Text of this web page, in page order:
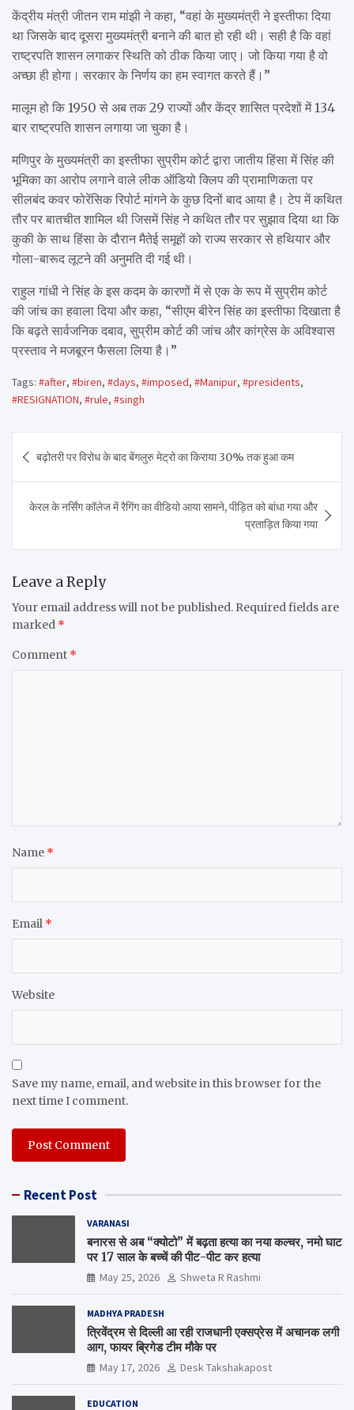
केंद्रीय मंत्री जीतन राम मांझी ने कहा, “वहां के मुख्यमंत्री ने इस्तीफा दिया
था जिसके बाद दूसरा मुख्यमंत्री बनाने की बात हो रही थी। सही है कि वहां
राष्ट्रपति शासन लगाकर स्थिति को ठीक किया जाए। जो किया गया है वो
अच्छा ही होगा। सरकार के निर्णय का हम स्वागत करते हैं।”
मालूम हो कि 1950 से अब तक 29 राज्यों और केंद्र शासित प्रदेशों में 134
बार राष्ट्रपति शासन लगाया जा चुका है।
मणिपुर के मुख्यमंत्री का इस्तीफा सुप्रीम कोर्ट द्वारा जातीय हिंसा में सिंह की
भूमिका का आरोप लगाने वाले लीक ऑडियो क्लिप की प्रामाणिकता पर
सीलबंद कवर फोरेंसिक रिपोर्ट मांगने के कुछ दिनों बाद आया है। टेप में कथित
तौर पर बातचीत शामिल थी जिसमें सिंह ने कथित तौर पर सुझाव दिया था कि
कुकी के साथ हिंसा के दौरान मैतेई समूहों को राज्य सरकार से हथियार और
गोला-बारूद लूटने की अनुमति दी गई थी।
राहुल गांधी ने सिंह के इस कदम के कारणों में से एक के रूप में सुप्रीम कोर्ट
की जांच का हवाला दिया और कहा, “सीएम बीरेन सिंह का इस्तीफा दिखाता है
कि बढ़ते सार्वजनिक दबाव, सुप्रीम कोर्ट की जांच और कांग्रेस के अविश्वास
प्रस्ताव ने मजबूरन फैसला लिया है।”
Tags: #after, #biren, #days, #imposed, #Manipur, #presidents,
#RESIGNATION, #rule, #singh
navigation
बढ़ोतरी पर विरोध के बाद बेंगलुरु मेट्रो का किराया 30% तक हुआ कम
केरल के नर्सिंग कॉलेज में रैगिंग का वीडियो आया सामने, पीड़ित को बांधा गया और
प्रताड़ित किया गया
Leave a Reply
Your email address will not be published. Required fields are
marked *
Comment *
Name *
Email *
Website
Save my name, email, and website in this browser for the
next time I comment.
Recent Post
VARANASI
बनारस से अब “क्योटो” में बढ़ता हत्या का नया कल्चर, नमो घाट
पर 17 साल के बच्चें की पीट-पीट कर हत्या
May 25, 2026 Shweta R Rashmi
MADHYA PRADESH
त्रिवेंद्रम से दिल्ली आ रही राजधानी एक्सप्रेस में अचानक लगी
आग, फायर ब्रिगेड टीम मौके पर
May 17, 2026 Desk Takshakapost
EDUCATION